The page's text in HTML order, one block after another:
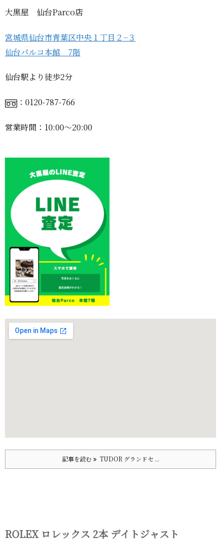
大黒屋 仙台Parco店
宮城県仙台市青葉区中央１丁目２−３
仙台パルコ本館 7階
仙台駅より徒歩2分
：0120-787-766
営業時間：10:00〜20:00
記事を読む TUDOR グランドセ ...
ROLEX ロレックス 2本 デイトジャスト